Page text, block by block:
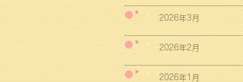
2026年3月
2026年2月
2026年1月